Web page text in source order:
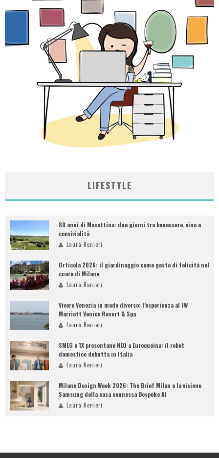
LIFESTYLE
80 anni di Masottina: due giorni tra benessere, vino e
convivialità
Laura Renieri
Orticola 2026: il giardinaggio come gesto di felicità nel
cuore di Milano
Laura Renieri
Vivere Venezia in modo diverso: l’esperienza al JW
Marriott Venice Resort & Spa
Laura Renieri
SMEG e 1X presentano NEO a Eurocucina: il robot
domestico debutta in Italia
Laura Renieri
Milano Design Week 2026: The Brief Milan e la visione
Samsung della casa connessa Bespoke AI
Laura Renieri